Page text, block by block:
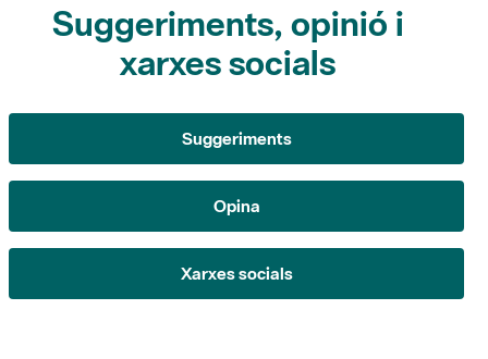
Suggeriments, opinió i
xarxes socials
Suggeriments
Opina
Xarxes socials